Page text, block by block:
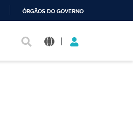
ÓRGÃOS DO GOVERNO
|